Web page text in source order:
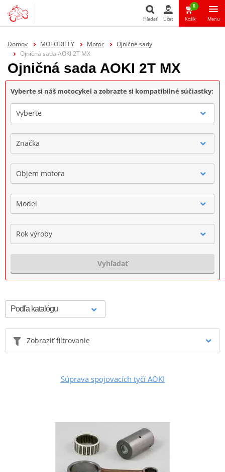
Hľadať Účet
0
Košík Menu
Domov MOTODIELY Motor
Ojničné sady
Ojničná sada AOKI 2T MX
Ojničná sada AOKI 2T MX
Vyberte si náš motocykel a zobrazte si kompatibilné súčiastky:
Vyberte
Značka
Objem motora
Model
Rok výroby
Vyhľadať
Zobraziť filtrovanie
Súprava spojovacích tyčí AOKI